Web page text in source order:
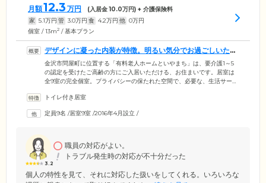
月額12.3 万円 (入居金10.0万円) + 介護保険料
家 5.1万円 管 3.0万円 食 4.2万円 他 0万円
個室 / 13m2 / 基本プラン
デザインに凝った内装が特徴。明るい気分でお過ごしいただ
けます
金沢市問屋町に位置する「有料老人ホームといやまち」は、要介護1～5
の認定を受けたご高齢の方にご入居いただける、お住まいです。居室は
全9室の完全個室。プライバシーの保たれた空間で、必要な、生活サービ
ントとして、ターコイズブルーやライトグリーンといった鮮やかな色を
中で、おくつろぎいただけます。また、リビングには、大きなカウンタ
トイレ付き居室
定員9名 /居室9室 /2016年4月設立 /
3.2
職員の対応がよい。
トラブル発生時の対応が不十分だった
個人の特性を見て、それに対応した扱いをしてくれる。いろいろな